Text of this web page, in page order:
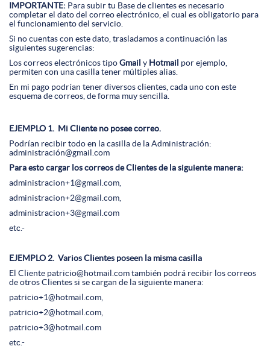
IMPORTANTE: Para subir tu Base de clientes es necesario
completar el dato del correo electrónico, el cual es obligatorio para
el funcionamiento del servicio.
Si no cuentas con este dato, trasladamos a continuación las
siguientes sugerencias:
Los correos electrónicos tipoGmail y Hotmail por ejemplo,
permiten con una casilla tener múltiples alias.
En mi pago podrían tener diversos clientes,cada uno con este
esquema de correos, de forma muy sencilla.
EJEMPLO 1. Mi Cliente no posee correo.
Podrían recibir todo en la casilla de la Administración:
administración@gmail.com
Para esto cargar los correos de Clientes de la siguiente manera:
administracion+1@gmail.com,
administracion+2@gmail.com,
administracion+3@gmail.com
etc.-
EJEMPLO 2. Varios Clientes poseen la misma casilla
El Cliente patricio@hotmail.com también podrá recibir los correos
de otros Clientes si se cargan de la siguiente manera:
patricio+1@hotmail.com,
patricio+2@hotmail.com,
patricio+3@hotmail.com
etc.-